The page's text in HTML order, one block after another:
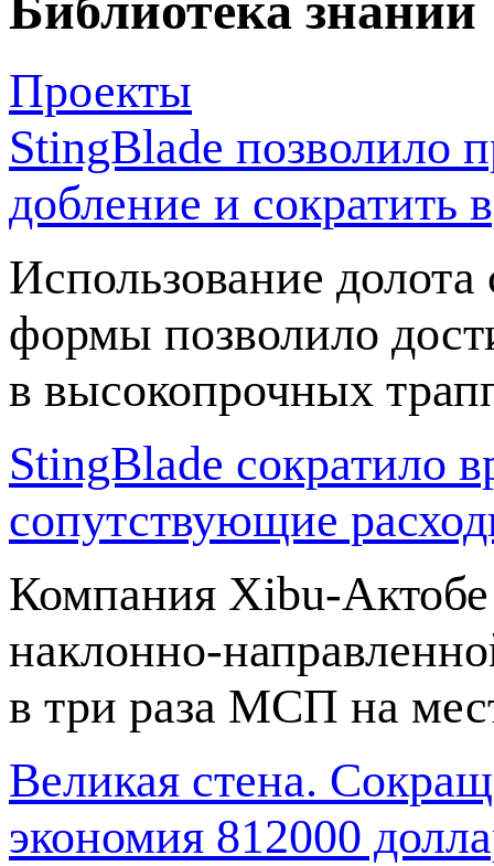
Проекты
StingBlade позволило
добление и сократить
Использование
формы позволило
в высокопрочных
StingBlade сократило
сопутствующие
Компания Xibu-Актобе
наклонно-
в три раза МСП на
Великая стена.
экономия 812000